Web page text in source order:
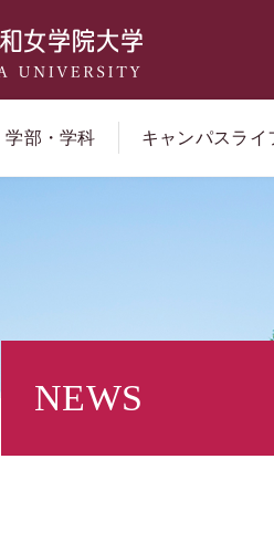
学部・学科 キャンパスライ
NEWS